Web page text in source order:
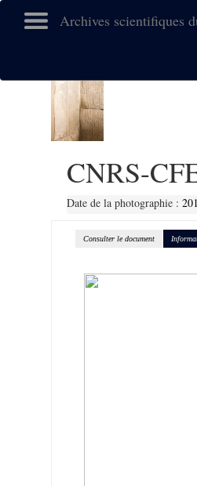
Archives scientifiques
CNRS-
Date de la photographie :
Consulter le document